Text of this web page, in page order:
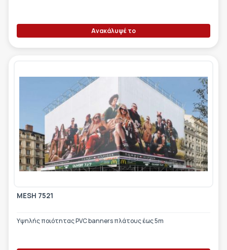
Ανακάλυψέ το
MESH 7521
Υψηλής ποιότητας PVC banners πλάτους έως 5m